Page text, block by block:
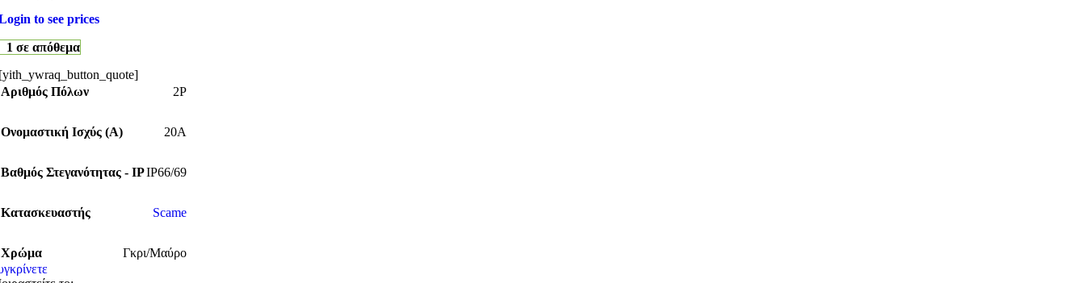
to see prices
1 σε απόθεμα
Αριθμός Πόλων
2P
Ονομαστική Ισχύς (Α) 20A
Βαθμός Στεγανότητας - IPIP66/69
Κατασκευαστής Scame
Χρώμα
Γκρι/Μαύρο